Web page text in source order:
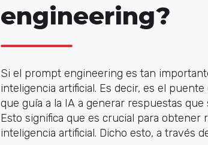
engineering?
Si el prompt engineering es tan
inteligencia artificial. Es decir, es el
que guía a la IA a generar respuestas
Esto significa que es crucial para
inteligencia artificial. Dicho esto, a través